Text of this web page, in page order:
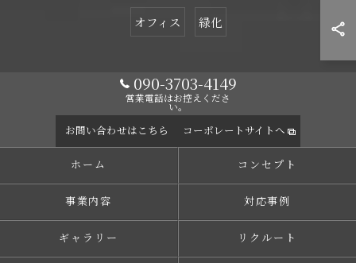
オフィス 緑化
090-3703-4149
営業電話はお控えくださ
い。
お問い合わせはこちら コーポレートサイトへ
ホーム コンセプト
事業内容 対応事例
ギャラリー リクルート